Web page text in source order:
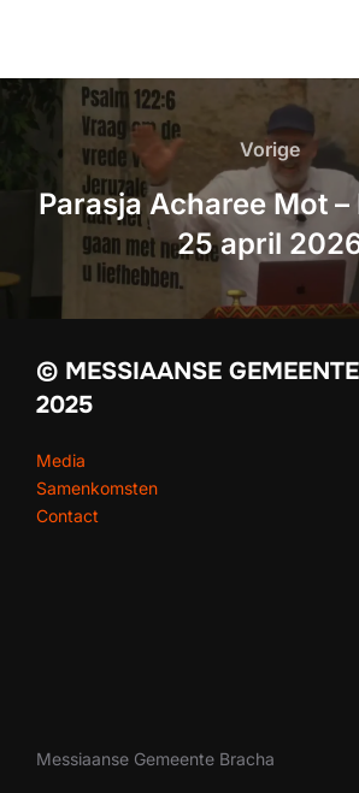
Vorige
Parasja Acharee Mot –
25 april
© MESSIAANSE
2025
Media
Samenkomsten
Contact
Messiaanse Gemeente Bracha